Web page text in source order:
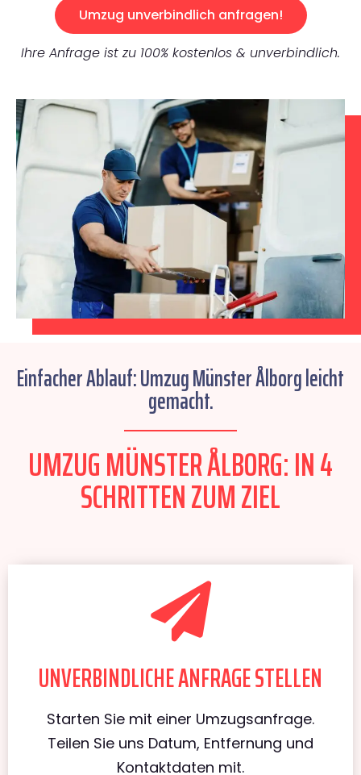
Umzug unverbindlich anfragen!
Ihre Anfrage ist zu 100% kostenlos & unverbindlich.
Einfacher Ablauf: Umzug Münster Ålborg leicht
gemacht.
UMZUG MÜNSTER ÅLBORG: IN 4
SCHRITTEN ZUM ZIEL
UNVERBINDLICHE ANFRAGE STELLEN
Starten Sie mit einer Umzugsanfrage.
Teilen Sie uns Datum, Entfernung und
Kontaktdaten mit.